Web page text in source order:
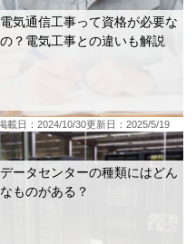
電気通信工事って資格が必要な
の？電気工事との違いも解説
載日：2024/10/30更新日：2025/5/19
データセンターの種類にはどん
なものがある？